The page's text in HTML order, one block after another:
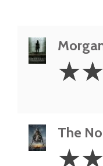
Stars
☆☆
The
3.5
☆☆